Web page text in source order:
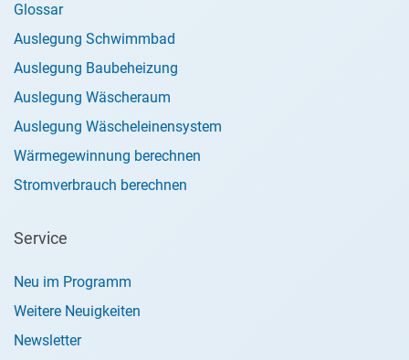
Glossar
Auslegung Schwimmbad
Auslegung Baubeheizung
Auslegung Wäscheraum
Auslegung Wäscheleinensystem
Wärmegewinnung berechnen
Stromverbrauch berechnen
Service
Neu im Programm
Weitere Neuigkeiten
Newsletter